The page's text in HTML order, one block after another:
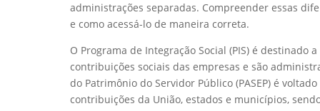
administrações separadas. Compreender essas
e como acessá-lo de maneira correta.
O Programa de Integração Social (PIS) é
contribuições sociais das empresas e são
do Patrimônio do Servidor Público (PASEP) é
contribuições da União, estados e municípios,